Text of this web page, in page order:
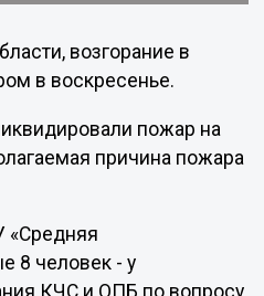
возгорание в
в воскресенье.
пожар на
причина пожара
«Средняя
8 человек - у